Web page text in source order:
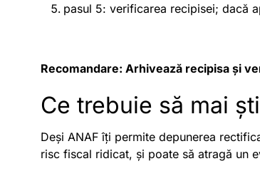
pasul 5: verificarea recipisei; dacă
Recomandare: Arhivează recipisa și
Ce trebuie să mai
Deși ANAF îți permite depunerea
risc fiscal ridicat, și poate să atragă un